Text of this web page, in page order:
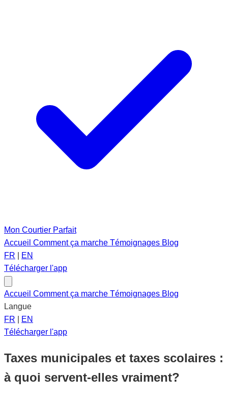
Mon Courtier Parfait
Accueil Comment ça marche Témoignages Blog
FR
EN
Télécharger l'app
Accueil Comment ça marche Témoignages Blog
Langue
FR
EN
Télécharger l'app
Taxes municipales et taxes scolaires :
à quoi servent-elles vraiment?